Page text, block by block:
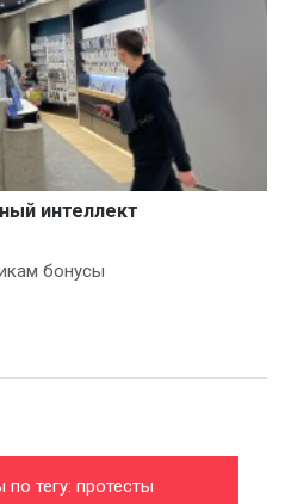
интеллект
бонусы
тегу: протесты